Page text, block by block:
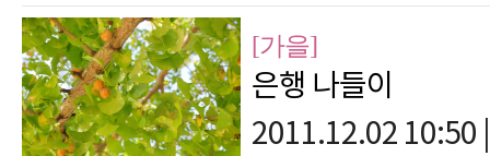
[가을]
은행 나들이
2011.12.02 10:50